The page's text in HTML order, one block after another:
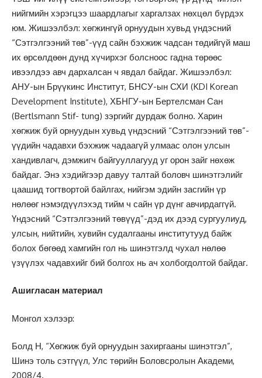
нийгмийн хэрэгцээ шаардлагыг харгалзах нөхцөл бүрдэх
юм. Жишээлбэл: хөгжингүй орнуудын хувьд үндэсний
“Сэтгэлгээний төв”-үүд сайн бэхжиж чадсан төдийгүй маш
их өрсөлдөөн дунд хүчирхэг болсноос гадна төрөөс
ивээлдээ авч дархалсан ч явдал байдаг. Жишээлбэл:
АНУ-ын Брүүкинс Институт, БНСУ-ын СХИ (KDI Korean
Development Institute), ХБНГУ-ын Бертелсман Сан
(Bertlsmann Stif- tung) зэргийг дурдаж болно. Харин
хөгжиж буй орнуудын хувьд үндэсний “Сэтгэлгээний төв”-
үүдийн чадавхи бэхжиж чадаагүй улмаас олон улсын
хандивлагч, дэмжигч байгууллагууд уг орон зайг нөхөж
байдаг. Энэ хэдийгээр давуу талтай боловч шинэтгэлийг
цаашид тогтвортой байлгах, нийгэм эдийн засгийн үр
нөлөөг нэмэгдүүлэхэд тийм ч сайн үр дүнг авчирдаггүй.
Үндэсний “Сэтгэлгээний төвүүд”-дэд их дээд сургуулиуд,
улсын, нийтийн, хувийн судалгааны институтууд байж
болох бөгөөд хамгийн гол нь шинэтгэлд чухал нөлөө
үзүүлэх чадавхийг бий болгох нь ач холбогдолтой байдаг.
Ашигласан материал
Монгол хэлээр:
Болд Н, “Хөгжиж буй орнуудын захиргааны шинэтгэл”,
Шинэ толь сэтгүүл, Улс төрийн Боловсролын Академи,
2008/4.